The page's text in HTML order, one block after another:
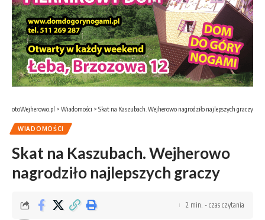
otoWejherowo.pl > Wiadomości > Skat na Kaszubach. Wejherowo nagrodziło najlepszych graczy
WIADOMOŚCI
Skat na Kaszubach. Wejherowo
nagrodziło najlepszych graczy
2 min. - czas czytania